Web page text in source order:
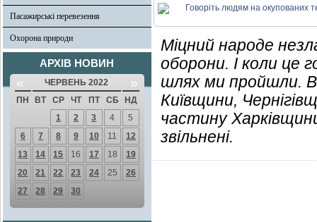
Пасажирські перевезення
Охорона природи
АРХІВ НОВИН
« ЧЕРВЕНЬ 2022 »
ПН ВТ СР ЧТ ПТ СБ
НД
1
2 3 4
5
6
7 8 9 10 11
12
13
14 15 16 17 18
19
20
21 22 23 24 25
26
27
28 29 30
Міцний народе
оборони. І коли це
шлях ми пройшли.
Київщини,
частину
звільнені.